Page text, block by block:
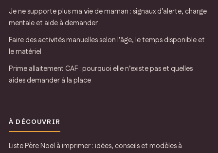
Je ne supporte plus ma vie de maman : signaux d’alerte, charge
mentale et aide à demander
Faire des activités manuelles selon l’âge, le temps disponible et
le matériel
Prime allaitement CAF : pourquoi elle n’existe pas et quelles
aides demander à la place
À DÉCOUVRIR
Liste Père Noël à imprimer : idées, conseils et modèles à